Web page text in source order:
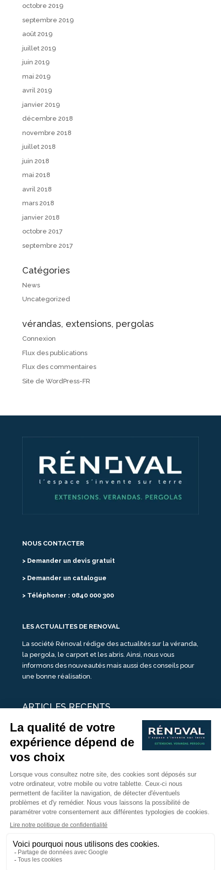
octobre 2019
septembre 2019
août 2019
juillet 2019
juin 2019
mai 2019
avril 2019
janvier 2019
décembre 2018
novembre 2018
juillet 2018
juin 2018
mai 2018
avril 2018
mars 2018
janvier 2018
octobre 2017
septembre 2017
Catégories
News
Uncategorized
vérandas, extensions, pergolas
Connexion
Flux des publications
Flux des commentaires
Site de WordPress-FR
NOUS CONTACTER
> Demander un devis gratuit
> Demander un catalogue
> Téléphoner : 0840 000 300
LES ACTUALITES DE RENOVAL
La société Rénoval rédige des actualités sur la véranda,
la pergola, le carport et les abris. Ainsi, nous vous
informons des nouveautés mais aussi des conseils pour
une bonne réalisation.
ARTICLES RECENTS
25 idées de vérandas design
Un été pour une véranda
Portes Ouvertes Véranda Extension Suisse | 26-27 Juin
Une ombre avec une pergola aluminium
portes ouvertes véranda sur mesure
Nous Suivre